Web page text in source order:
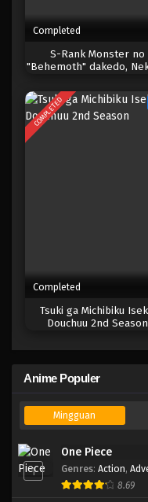
Completed
S-Rank Monster no
"Behemoth" dakedo,
no Pet toshite
Kurashitemasu
COMPLETED
Completed
Tsuki ga Michibiku
Douchuu 2nd Season
Anime Populer
Mingguan
1
One Piece
Genres: Action,
8.69